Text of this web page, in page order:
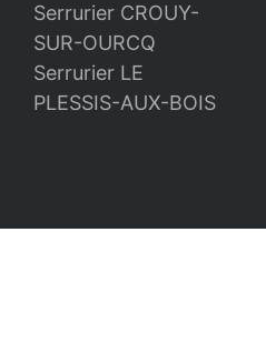
Serrurier CROUY-
SUR-OURCQ
Serrurier LE
PLESSIS-AUX-BOIS